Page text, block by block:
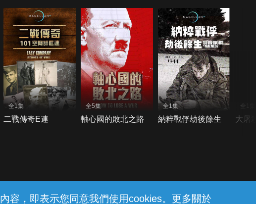
容，即表示您同意我們使用cookies。更多關於
全1集
二戰傳奇E連
全5集
軸心國的敗北之路
全1集
納粹戰俘劫後餘生
全1集
大屠